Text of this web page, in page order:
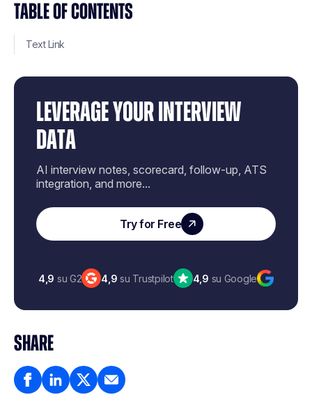
TABLE OF CONTENTS
Text Link
LEVERAGE YOUR INTERVIEW
DATA
AI interview notes, scorecard, follow-up, ATS
integration, and more...
Try for Free
4,9 su G2 4,9 su Trustpilot 4,9 su Google
SHARE